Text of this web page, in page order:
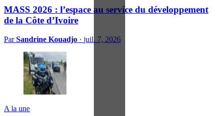
MASS 2026 : l’espace au service du développement
de la Côte d’Ivoire
ParSandrine Kouadjo · juil. 7, 2026
A la une